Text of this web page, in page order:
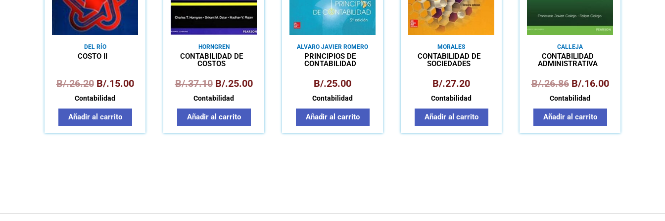
DEL RÍO
COSTO II
B/.26.20 B/.15.00
Contabilidad
Añadir al carrito
HORNGREN
CONTABILIDAD DE
COSTOS
B/.37.10 B/.25.00
Contabilidad
Añadir al carrito
ALVARO JAVIER ROMERO
LÓPEZ
PRINCIPIOS DE
CONTABILIDAD
B/.25.00
Contabilidad
Añadir al carrito
MORALES
CONTABILIDAD DE
SOCIEDADES
B/.27.20
Contabilidad
Añadir al carrito
CALLEJA
CONTABILIDAD
ADMINISTRATIVA
B/.26.86 B/.16.00
Contabilidad
Añadir al carrito